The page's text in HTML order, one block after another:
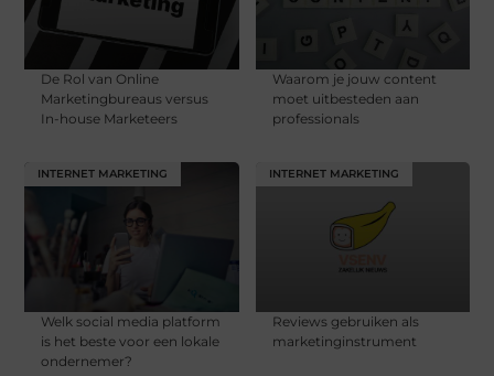
De Rol van Online
Marketingbureaus versus
In-house Marketeers
Waarom je jouw content
moet uitbesteden aan
professionals
INTERNET MARKETING
Welk social media platform
is het beste voor een lokale
ondernemer?
INTERNET MARKETING
Reviews gebruiken als
marketinginstrument